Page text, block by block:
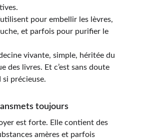
pour embellir les lèvres,
et parfois pour purifier le
vivante, simple, héritée du
des livres. Et c’est sans doute
si précieuse.
toujours
est forte. Elle contient des
amères et parfois